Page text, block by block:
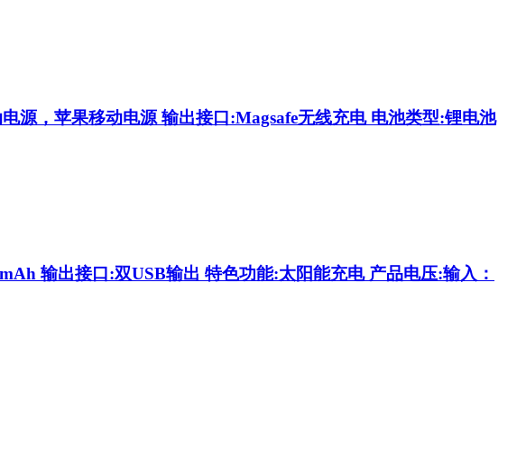
源，苹果移动电源 输出接口:Magsafe无线充电 电池类型:锂电池
输出接口:双USB输出 特色功能:太阳能充电 产品电压:输入：